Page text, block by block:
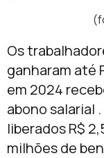
Os
ganharam até
em 2024
abono salarial
liberados R$
milhões de